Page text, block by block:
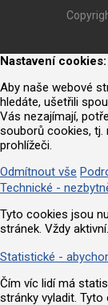
Nastavení
Aby naše webové
hledáte, ušetřili
Vás nezajímají,
souborů cookies, tj.
prohlížeči.
Odmítnout vše
Technické -
Tyto cookies jsou
stránek. Vždy aktivní.
Statistické -
Čím víc lidí má
stránky vyladit.